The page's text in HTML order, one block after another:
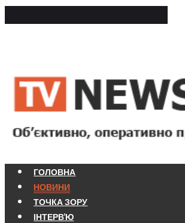
ГОЛОВНА
НОВИНИ
ТОЧКА ЗОРУ
ІНТЕРВ'Ю